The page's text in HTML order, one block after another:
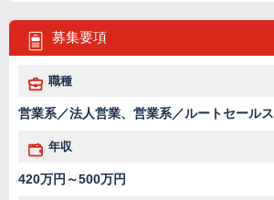
募集要項
職種
営業系／法人営業、営業系／ルートセールス
年収
420万円～500万円